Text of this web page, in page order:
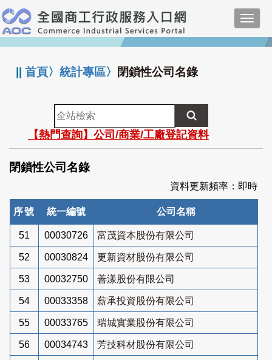
跳
到
主
要
:::
||首頁〉統計專區〉 閉鎖性公司名錄
全
站
檢
索
【熱門查詢】公司/商業/工廠登記資料
閉鎖性公司名錄
資料更新頻率：即時
序號 統一編號 公司名稱
51 00030726 富茂資本股份有限公司
52 00030824 更新資材股份有限公司
53 00032750 善漾股份有限公司
54 00033358 薪承投資股份有限公司
55 00033765 瑞城實業股份有限公司
56 00034743 芳技科材股份有限公司